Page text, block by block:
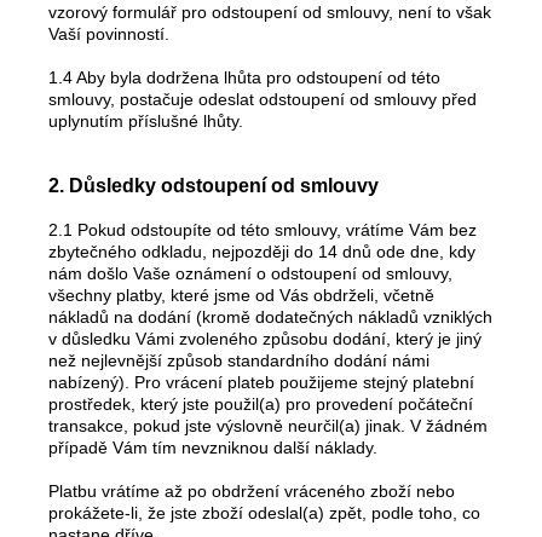
vzorový formulář pro odstoupení od smlouvy, není to však
Vaší povinností.
1.4 Aby byla dodržena lhůta pro odstoupení od této
smlouvy, postačuje odeslat odstoupení od smlouvy před
uplynutím příslušné lhůty.
2. Důsledky odstoupení od smlouvy
2.1 Pokud odstoupíte od této smlouvy, vrátíme Vám bez
zbytečného odkladu, nejpozději do 14 dnů ode dne, kdy
nám došlo Vaše oznámení o odstoupení od smlouvy,
všechny platby, které jsme od Vás obdrželi, včetně
nákladů na dodání (kromě dodatečných nákladů vzniklých
v důsledku Vámi zvoleného způsobu dodání, který je jiný
než nejlevnější způsob standardního dodání námi
nabízený). Pro vrácení plateb použijeme stejný platební
prostředek, který jste použil(a) pro provedení počáteční
transakce, pokud jste výslovně neurčil(a) jinak. V žádném
případě Vám tím nevzniknou další náklady.
Platbu vrátíme až po obdržení vráceného zboží nebo
prokážete-li, že jste zboží odeslal(a) zpět, podle toho, co